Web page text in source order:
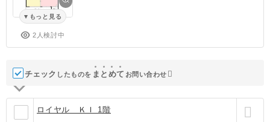
もっと見る
2人検討中
チェック したものを ま と めて お問い合わせ
ロイヤル ＫＩ 1階